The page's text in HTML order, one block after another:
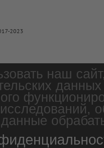
2023
наш
данные